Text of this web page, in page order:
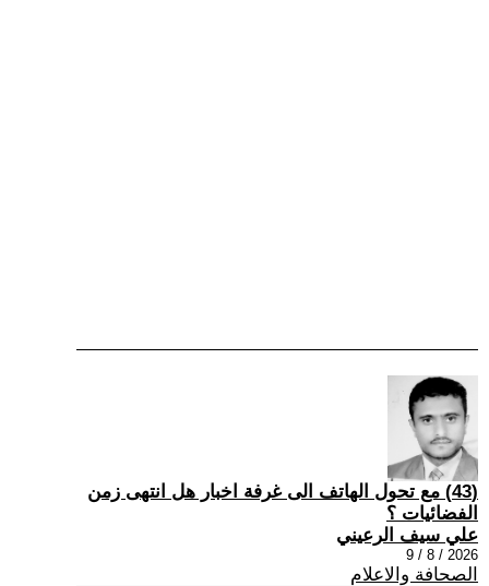
(43) مع تحول الهاتف الى غرفة اخبار هل انتهى زمن
الفضائيات ؟
علي سيف الرعيني
2026 / 8 / 9
الصحافة والاعلام